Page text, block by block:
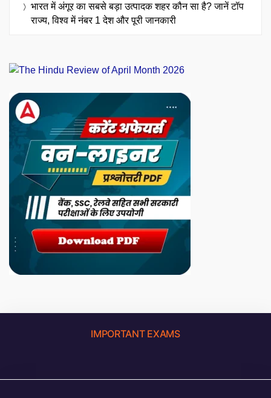
भारत में अंगूर का सबसे बड़ा उत्पादक शहर कौन सा है? जानें टॉप
राज्य, विश्व में नंबर 1 देश और पूरी जानकारी
IMPORTANT EXAMS